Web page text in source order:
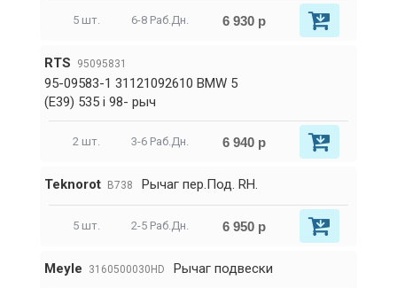
5 шт. 6-8 Раб.Дн. 6 930 р
RTS 95095831
95-09583-1 31121092610 BMW 5
(E39) 535 i 98- рыч
2 шт. 3-6 Раб.Дн. 6 940 р
Teknorot B738 Pычаг пер.Под. RH.
5 шт. 2-5 Раб.Дн. 6 950 р
Meyle 3160500030HD Рычаг подвески